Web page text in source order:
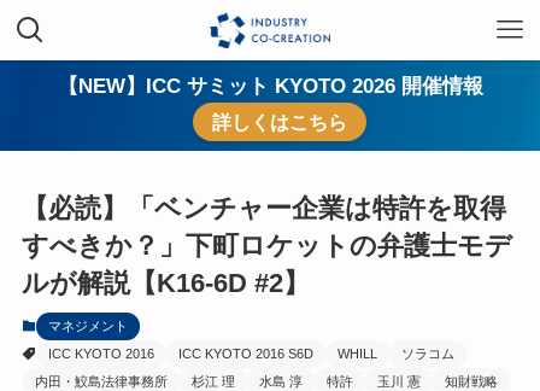
【NEW】ICC サミット KYOTO 2026 開催情報
詳しくはこちら
【必読】「ベンチャー企業は特許を取得
すべきか？」下町ロケットの弁護士モデ
ルが解説【K16-6D #2】
マネジメント
ICC KYOTO 2016
ICC KYOTO 2016 S6D WHILL
ソラコム
内田・鮫島法律事務所
杉江 理 水島 淳 特許 玉川 憲
知財戦略